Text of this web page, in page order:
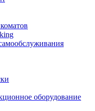
оборудование